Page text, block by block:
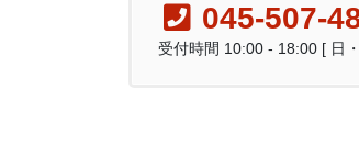
045-507-
受付時間 10:00 - 18:00 [ 日